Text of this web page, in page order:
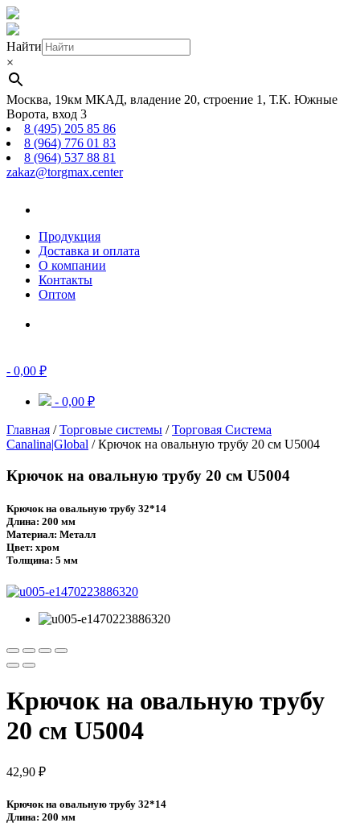
Найти
×
Москва, 19км МКАД, владение 20, строение 1, Т.К. Южные
Ворота, вход 3
8 (495) 205 85 86
8 (964) 776 01 83
8 (964) 537 88 81
zakaz@torgmax.center
Продукция
Доставка и оплата
О компании
Контакты
Оптом
- 0,00 ₽
- 0,00 ₽
Главная /Торговые системы /Торговая Система
Canalina|Global / Крючок на овальную трубу 20 см U5004
Крючок на овальную трубу 20 см U5004
Крючок на овальную трубу 32*14
Длина: 200 мм
Материал: Металл
Цвет: хром
Толщина: 5 мм
Крючок на овальную трубу
20 см U5004
42,90 ₽
Крючок на овальную трубу 32*14
Длина: 200 мм